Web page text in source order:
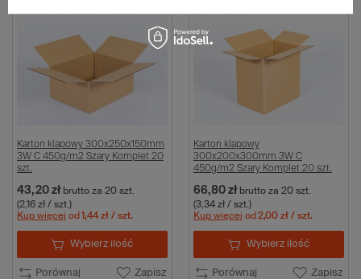
Karton klapowy 300x250x150mm
3W C 450g/m2 Szary Komplet 20
szt.
43,20 zł brutto za 20 szt.
(2,16 zł / szt.)
Kup więcej od 1,44 zł / szt.
Porównaj Zapisz
Wybierz ilość
Karton klapowy
300x200x300mm 3W C
450g/m2 Szary Komplet 20 szt.
66,80 zł brutto za 20 szt.
(3,34 zł / szt.)
Kup więcej od 2,00 zł / szt.
Porównaj Zapisz
Wybierz ilość